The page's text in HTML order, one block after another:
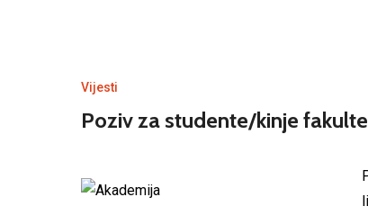
Vijesti
Poziv za studente/kinje